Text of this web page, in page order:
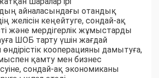
айналасындағы отандық
желісін кеңейтуге, сондай-ақ
және мердігерлік жұмыстарды
ШОБ тарту үшін жағдай
кооперацияны дамытуға,
қамту мен бизнес
сондай-ақ экономиканы